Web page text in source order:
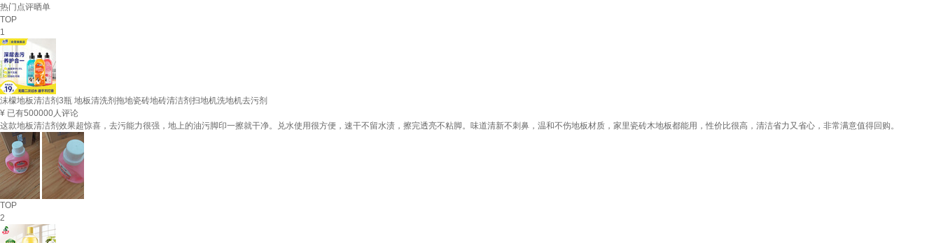
热门点评晒单
TOP
1
沫檬地板清洁剂3瓶 地板清洗剂拖地瓷砖地砖清洁剂扫地机洗地机去污剂
¥ 已有500000人评论
这款地板清洁剂效果超惊喜，去污能力很强，地上的油污脚印一擦就干净。兑水使用很方便，速干不留水渍，擦完透亮不粘脚。味道清新不刺鼻，温和不伤地板材质，家里瓷砖木地板都能用，性价比很高，清洁省力又省心，非常满意值得回购。
TOP
2